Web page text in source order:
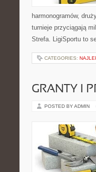
harmonogramów,
turnieje przyciągają
Strefa. LigiSportu to
CATEGORIES:
GRANTY I
POSTED BY ADMIN